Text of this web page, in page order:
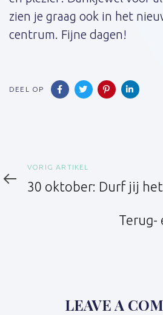
zien je graag ook in het
centrum. Fijne dagen!
DEEL OP
Vorig
artikel
VORIG ARTIKEL
30 oktober: Durf jij het
artikel
Terug-
LEAVE A